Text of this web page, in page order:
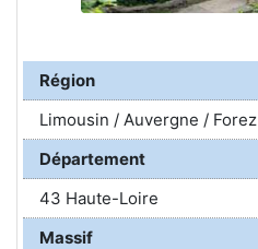
Région
Limousin / Auvergne / Forez
Département
43 Haute-Loire
Massif